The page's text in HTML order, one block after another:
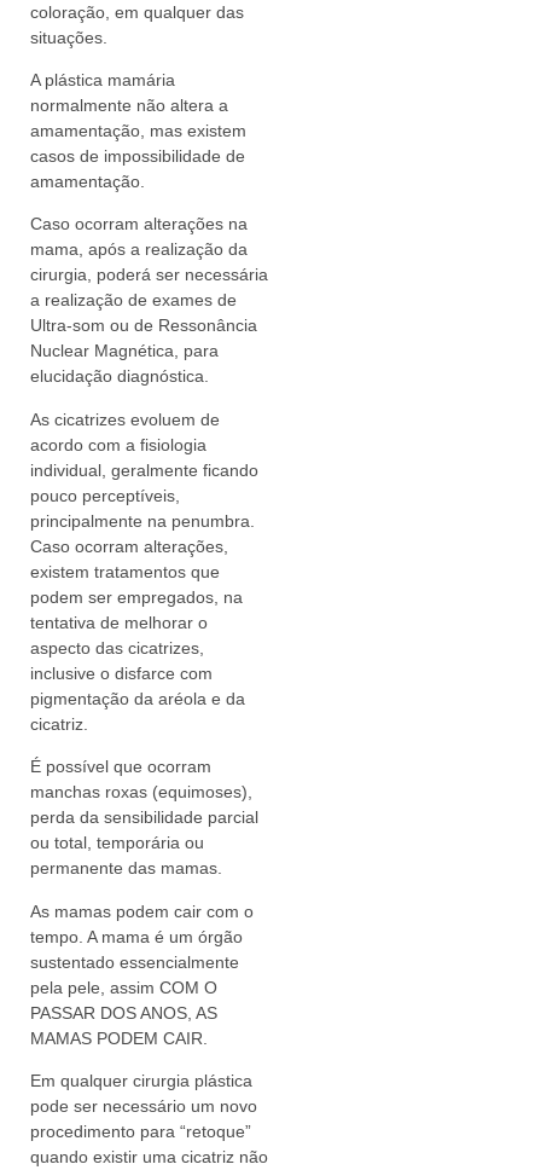
coloração, em qualquer das
situações.
A plástica mamária
normalmente não altera a
amamentação, mas existem
casos de impossibilidade de
amamentação.
Caso ocorram alterações na
mama, após a realização da
cirurgia, poderá ser necessária
a realização de exames de
Ultra-som ou de Ressonância
Nuclear Magnética, para
elucidação diagnóstica.
As cicatrizes evoluem de
acordo com a fisiologia
individual, geralmente ficando
pouco perceptíveis,
principalmente na penumbra.
Caso ocorram alterações,
existem tratamentos que
podem ser empregados, na
tentativa de melhorar o
aspecto das cicatrizes,
inclusive o disfarce com
pigmentação da aréola e da
cicatriz.
É possível que ocorram
manchas roxas (equimoses),
perda da sensibilidade parcial
ou total, temporária ou
permanente das mamas.
As mamas podem cair com o
tempo. A mama é um órgão
sustentado essencialmente
pela pele, assim COM O
PASSAR DOS ANOS, AS
MAMAS PODEM CAIR.
Em qualquer cirurgia plástica
pode ser necessário um novo
procedimento para “retoque”
quando existir uma cicatriz não